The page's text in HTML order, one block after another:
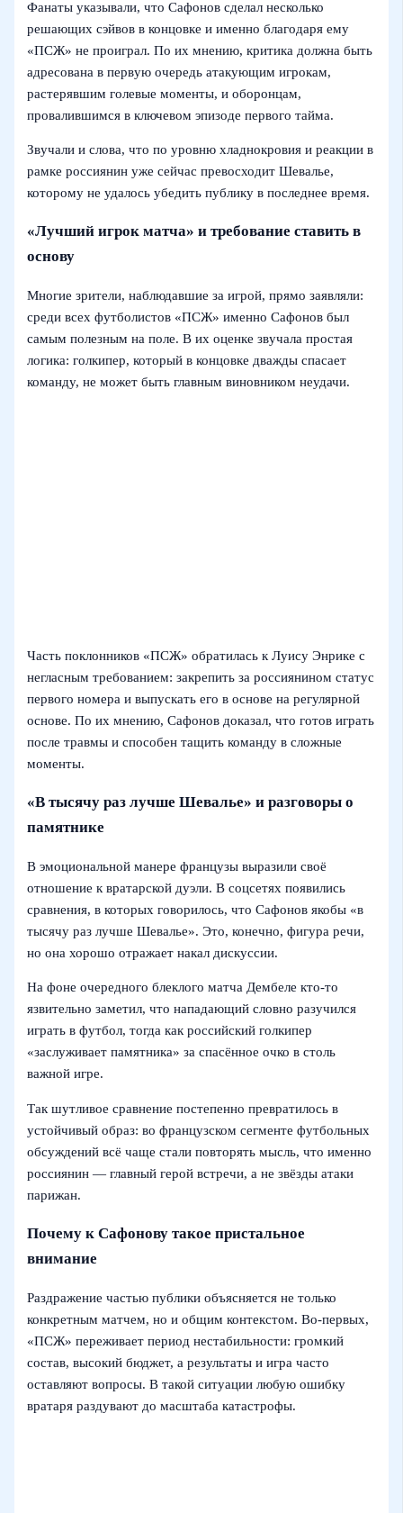
Фанаты указывали, что Сафонов сделал несколько
решающих сэйвов в концовке и именно благодаря ему
«ПСЖ» не проиграл. По их мнению, критика должна быть
адресована в первую очередь атакующим игрокам,
растерявшим голевые моменты, и оборонцам,
провалившимся в ключевом эпизоде первого тайма.
Звучали и слова, что по уровню хладнокровия и реакции в
рамке россиянин уже сейчас превосходит Шевалье,
которому не удалось убедить публику в последнее время.
«Лучший игрок матча» и требование ставить в
основу
Многие зрители, наблюдавшие за игрой, прямо заявляли:
среди всех футболистов «ПСЖ» именно Сафонов был
самым полезным на поле. В их оценке звучала простая
логика: голкипер, который в концовке дважды спасает
команду, не может быть главным виновником неудачи.
Часть поклонников «ПСЖ» обратилась к Луису Энрике с
негласным требованием: закрепить за россиянином статус
первого номера и выпускать его в основе на регулярной
основе. По их мнению, Сафонов доказал, что готов играть
после травмы и способен тащить команду в сложные
моменты.
«В тысячу раз лучше Шевалье» и разговоры о
памятнике
В эмоциональной манере французы выразили своё
отношение к вратарской дуэли. В соцсетях появились
сравнения, в которых говорилось, что Сафонов якобы «в
тысячу раз лучше Шевалье». Это, конечно, фигура речи,
но она хорошо отражает накал дискуссии.
На фоне очередного блеклого матча Дембеле кто‑то
язвительно заметил, что нападающий словно разучился
играть в футбол, тогда как российский голкипер
«заслуживает памятника» за спасённое очко в столь
важной игре.
Так шутливое сравнение постепенно превратилось в
устойчивый образ: во французском сегменте футбольных
обсуждений всё чаще стали повторять мысль, что именно
россиянин — главный герой встречи, а не звёзды атаки
парижан.
Почему к Сафонову такое пристальное
внимание
Раздражение частью публики объясняется не только
конкретным матчем, но и общим контекстом. Во‑первых,
«ПСЖ» переживает период нестабильности: громкий
состав, высокий бюджет, а результаты и игра часто
оставляют вопросы. В такой ситуации любую ошибку
вратаря раздувают до масштаба катастрофы.